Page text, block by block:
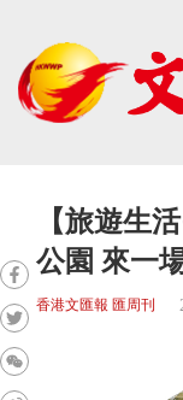
【旅遊生
公園 來一
香港文匯報 匯周刊